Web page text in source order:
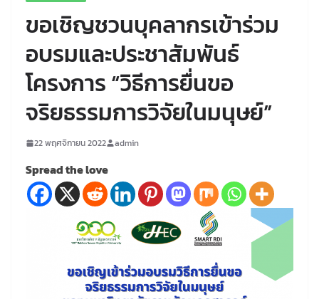
ขอเชิญชวนบุคลากรเข้าร่วม
อบรมและประชาสัมพันธ์
โครงการ “วิธีการยื่นขอ
จริยธรรมการวิจัยในมนุษย์”
22 พฤศจิกายน 2022 admin
Spread the love